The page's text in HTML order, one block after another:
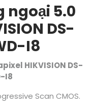
ngoại 5.0
DS-
I8
HIKVISION DS-
I8
Scan CMOS.